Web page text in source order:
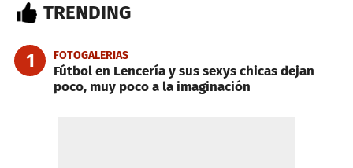
TRENDING
1 FOTOGALERIAS
Fútbol en Lencería y sus sexys chicas dejan
poco, muy poco a la imaginación